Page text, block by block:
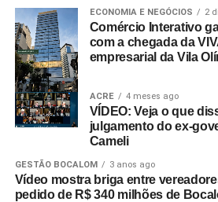
ECONOMIA E NEGÓCIOS 2
Comércio Interativo
com a chegada da
empresarial da Vila
ACRE 4 meses ago
VÍDEO: Veja o que
julgamento do ex-
Cameli
GESTÃO BOCALOM 3 anos ago
Vídeo mostra briga entre
pedido de R$ 340 milhões de